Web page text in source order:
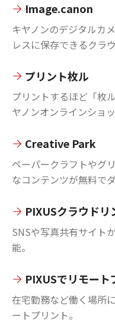
Image.canon
キヤノンのデジタルカ
レスに保存できるクラ
プリント枚ル
プリントするほど「枚
ヤノンオンラインショ
Creative Park
ペーパークラフトやグ
なコンテンツが無料で
PIXUSクラウドリ
SNSや写真共有サイト
能。
PIXUSでリモート
在宅勤務など働く場所
ートプリント。